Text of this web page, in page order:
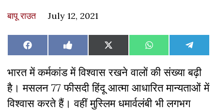
बापू राउत July 12, 2021
Share
on
Facebook Share
on
Like
on
Facebook
Share
on
X
(Twitter)
Share
on
WhatsAppShare
on
भारत में कर्मकांड में विश्वास रखने वालों की संख्या बढ़ी
है। मसलन 77 फीसदी हिंदू आत्मा आधारित मान्यताओं में
विश्वास करते हैं । वहींमुस्लिम धमार्वलंबी भी लगभग